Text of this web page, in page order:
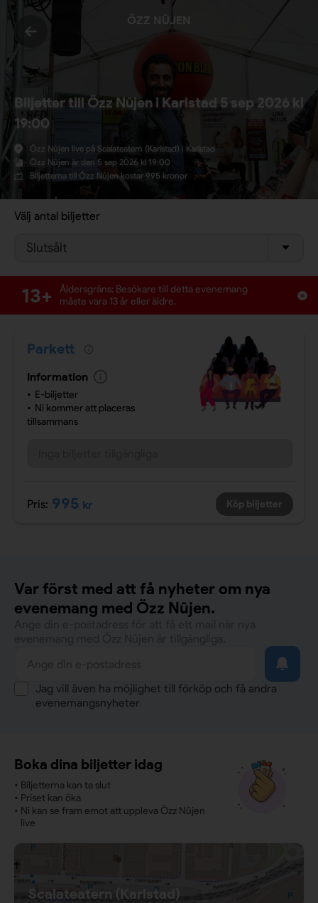
ÖZZ NÛJEN
Biljetter till Özz Nûjen i Karlstad 5 sep 2026 kl
19:00
Özz Nûjen live på Scalateatern (Karlstad) i Karlstad
Özz Nûjen är den 5 sep 2026 kl 19:00
Biljetterna till Özz Nûjen kostar 995 kronor
Välj antal biljetter
Slutsålt
13+
Åldersgräns: Besökare till detta evenemang
måste vara 13 år eller äldre.
Parkett
Information
E-biljetter
Ni kommer att placeras
tillsammans
Pris: 995 kr Köp biljetter
Var först med att få nyheter om nya
evenemang med Özz Nûjen.
Jag vill även ha möjlighet till förköp och få andra
evenemangsnyheter
Boka dina biljetter idag
• Biljetterna kan ta slut
• Priset kan öka
• Ni kan se fram emot att uppleva Özz Nûjen
live
Scalateatern (Karlstad)